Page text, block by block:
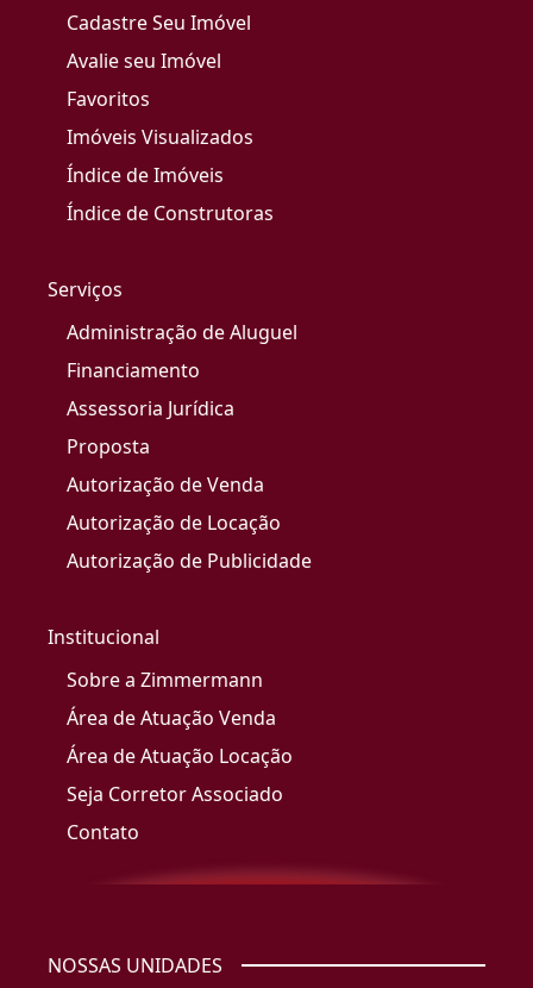
Cadastre Seu Imóvel
Avalie seu Imóvel
Favoritos
Imóveis Visualizados
Índice de Imóveis
Índice de Construtoras
Serviços
Administração de Aluguel
Financiamento
Assessoria Jurídica
Proposta
Autorização de Venda
Autorização de Locação
Autorização de Publicidade
Institucional
Sobre a Zimmermann
Área de Atuação Venda
Área de Atuação Locação
Seja Corretor Associado
Contato
NOSSAS UNIDADES